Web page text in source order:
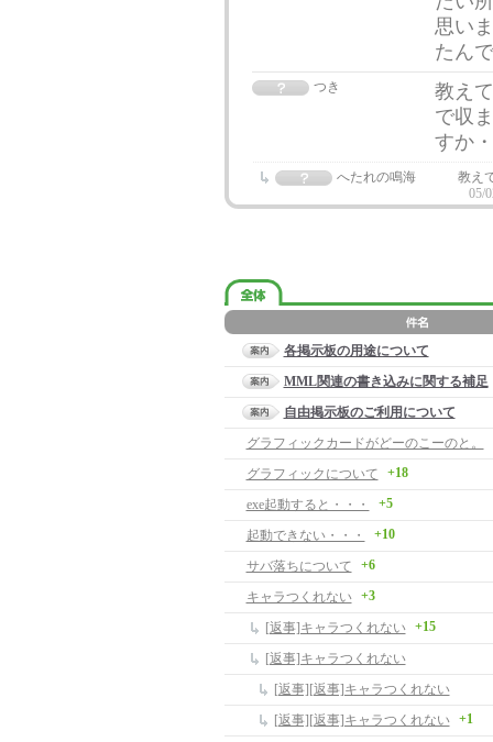
思い
たん
つき
教え
で収
すか
へたれの鳴海
教え
05/
各掲示板の用途について
MML関連の書き込みに関する補足
自由掲示板のご利用について
グラフィックカードがどーのこーのと。
グラフィックについて +18
exe起動すると・・・ +5
起動できない・・・ +10
サバ落ちについて +6
キャラつくれない +3
[返事]キャラつくれない +15
[返事]キャラつくれない
[返事][返事]キャラつくれない
[返事][返事]キャラつくれない
+1